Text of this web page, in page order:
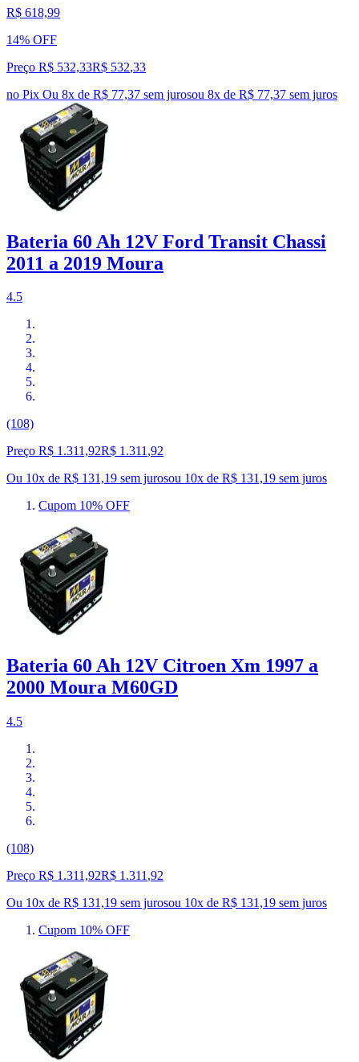
R$ 618,99
14% OFF
Preço R$ 532,33R$ 532,33
no Pix Ou 8x de R$ 77,37 sem jurosou 8x de R$ 77,37 sem juros
Bateria 60 Ah 12V Ford Transit Chassi
2011 a 2019 Moura
4.5
(108)
Preço R$ 1.311,92R$ 1.311,92
Ou 10x de R$ 131,19 sem jurosou 10x de R$ 131,19 sem juros
Cupom 10% OFF
Bateria 60 Ah 12V Citroen Xm 1997 a
2000 Moura M60GD
4.5
(108)
Preço R$ 1.311,92R$ 1.311 ,92
Ou 10x de R$ 131,19 sem jurosou 10x de R$ 131,19 sem juros
Cupom 10% OFF